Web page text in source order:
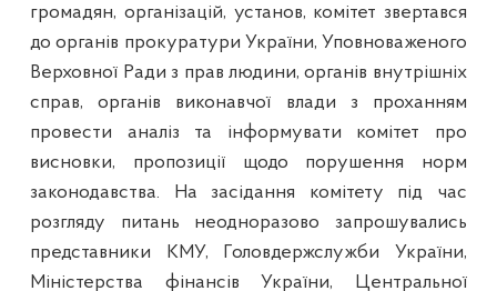
громадян, організацій, установ, комітет звертався
до органів прокуратури України, Уповноваженого
Верховної Ради з прав людини, органів внутрішніх
справ, органів виконавчої влади з проханням
провести аналіз та інформувати комітет про
висновки, пропозиції щодо порушення норм
законодавства. На засідання комітету під час
розгляду питань неодноразово запрошувались
представники КМУ, Головдержслужби України,
Міністерства фінансів України, Центральної